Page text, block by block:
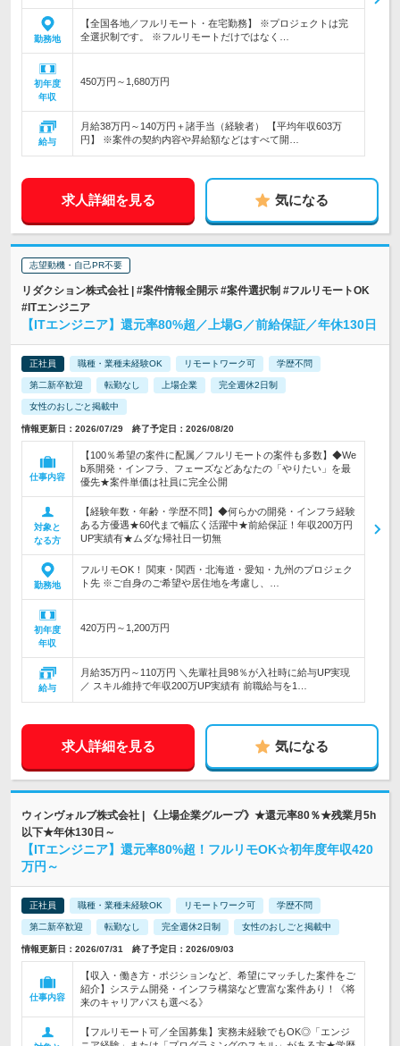
勤務地
【全国各地／フルリモート・在宅勤務】 ※プロジェクトは完
全選択制です。 ※フルリモートだけではなく…
初年度
年収
450万円～1,680万円
給与
月給38万円～140万円＋諸手当（経験者） 【平均年収603万
円】 ※案件の契約内容や昇給額などはすべて開…
求人詳細を見る 気になる
志望動機・自己PR不要
リダクション株式会社 | #案件情報全開示 #案件選択制 #フルリモートOK
#ITエンジニア
【ITエンジニア】還元率80%超／上場G／前給保証／年休130日
正社員 職種・業種未経験OK リモートワーク可 学歴不問
第二新卒歓迎 転勤なし 上場企業 完全週休2日制
女性のおしごと掲載中
情報更新日：2026/07/29 終了予定日：2026/08/20
仕事内容
【100％希望の案件に配属／フルリモートの案件も多数】◆We
b系開発・インフラ、フェーズなどあなたの「やりたい」を最
優先★案件単価は社員に完全公開
対象と
なる方
【経験年数・年齢・学歴不問】◆何らかの開発・インフラ経験
ある方優遇★60代まで幅広く活躍中★前給保証！年収200万円
UP実績有★ムダな帰社日一切無
勤務地
フルリモOK！ 関東・関西・北海道・愛知・九州のプロジェク
ト先 ※ご自身のご希望や居住地を考慮し、…
初年度
年収
420万円～1,200万円
給与
月給35万円～110万円 ＼先輩社員98％が入社時に給与UP実現
／ スキル維持で年収200万UP実績有 前職給与を1…
求人詳細を見る 気になる
ウィンヴォルブ株式会社 | 《上場企業グループ》★還元率80％★残業月5h
以下★年休130日～
【ITエンジニア】還元率80%超！フルリモOK☆初年度年収420
万円～
正社員 職種・業種未経験OK リモートワーク可 学歴不問
第二新卒歓迎 転勤なし 完全週休2日制 女性のおしごと掲載中
情報更新日：2026/07/31 終了予定日：2026/09/03
仕事内容
【収入・働き方・ポジションなど、希望にマッチした案件をご
紹介】システム開発・インフラ構築など豊富な案件あり！《将
来のキャリアパスも選べる》
【フルリモート可／全国募集】実務未経験でもOK◎「エンジ